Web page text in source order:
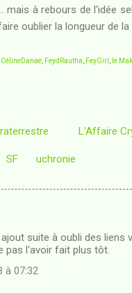
mais à rebours de l'idée
oublier la longueur de la
CélineDanaë FeydRautha FeyGirl le
L'Affaire
SF uchronie
suite à oubli des liens
pas l'avoir fait plus tôt.
à 07:32